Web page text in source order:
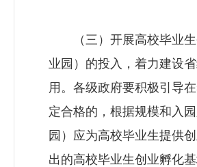
（三）开展高校毕业生
业园）的投入，着力建设
用。各级政府要积极引导
定合格的，根据规模和入
园）应为高校毕业生提供
出的高校毕业生创业孵化